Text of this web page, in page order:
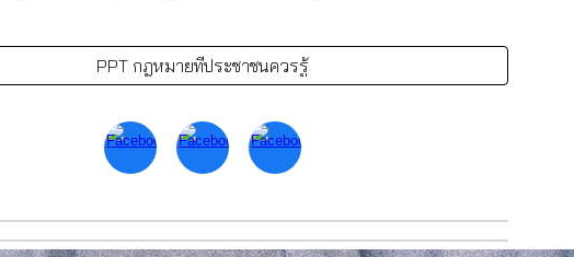
PPT กฎหมายที่ประชาชนควรรู้